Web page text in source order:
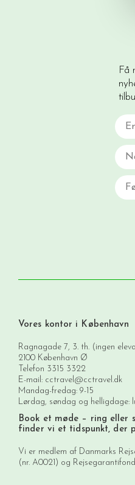
Få
Navn
Vores kontor i København
Ragnagade 7, 3. th. (ingen
2100 København Ø
Telefon 3315 3322
E-mail: cctravel@cctravel.dk
Mandag-fredag: 9-15
Lørdag, søndag og helligdage:
Book et møde – ring eller
finder vi et tidspunkt, der
Vi er medlem af Danmarks
(nr. A0021) og